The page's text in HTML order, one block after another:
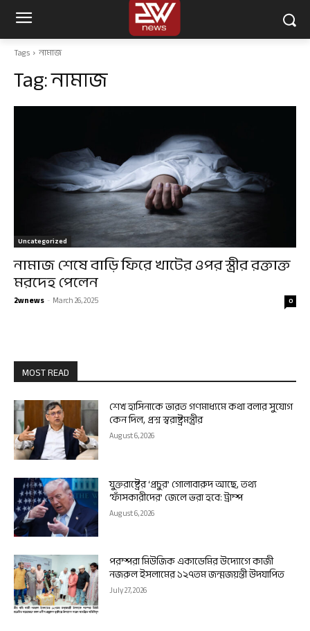
Tags নামাজ
Tag:নামাজ
Uncategorized
নামাজ শেষে বাড়ি ফিরে খাটের ওপর স্ত্রীর রক্তাক্ত
মরদেহ পেলেন
2wnews - March 26, 2025 0
MOST READ
শেখ হাসিনাকে ভারত গণমাধ্যমে কথা বলার সুযোগ
কেন দিল, প্রশ্ন স্বরাষ্ট্রমন্ত্রীর
August 6, 2026
যুক্তরাষ্ট্রের ‘প্রচুর’ গোলাবারুদ আছে, তথ্য
‘ফাঁসকারীদের’ জেলে ভরা হবে: ট্রাম্প
August 6, 2026
পরম্পরা মিউজিক একাডেমির উদ্যোগে কাজী
নজরুল ইসলামের ১২৭তম জন্মজয়ন্তী উদযাপিত
July 27, 2026